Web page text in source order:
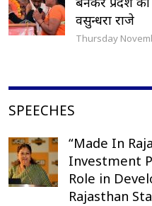
वसुन्धरा राजे
Thursday
SPEECHES
“Made In
Investment
Role in
Rajasthan